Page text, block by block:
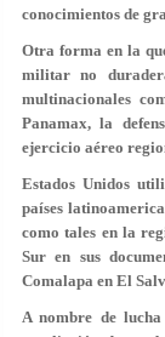
conocimientos de
Otra forma en la
militar no
multinacionales
Panamax, la
ejercicio aéreo
Estados Unidos
países
como tales en la
Sur en sus
Comalapa en El
A nombre de